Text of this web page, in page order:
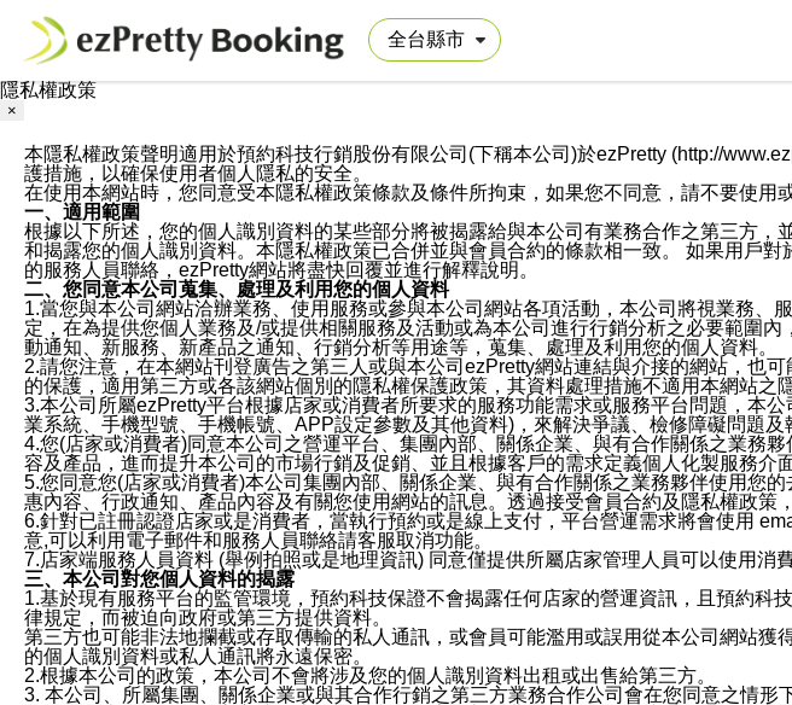
隱私權政策
×
本隱私權政策聲明適用於預約科技行銷股份有限公司(下稱本公司)於ezPretty (http://
護措施，以確保使用者個人隱私的安全。
在使用本網站時，您同意受本隱私權政策條款及條件所拘束，如果您不同意，請不要使用
一、適用範圍
根據以下所述，您的個人識別資料的某些部分將被揭露給與本公司有業務合作之第三方
和揭露您的個人識別資料。本隱私權政策已合併並與會員合約的條款相一致。 如果用戶
的服務人員聯絡，ezPretty網站將盡快回覆並進行解釋說明。
二、您同意本公司蒐集、處理及利用您的個人資料
1.當您與本公司網站洽辦業務、使用服務或參與本公司網站各項活動，本公司將視業務
定，在為提供您個人業務及/或提供相關服務及活動或為本公司進行行銷分析之必要範圍
動通知、新服務、新產品之通知、行銷分析等用途等，蒐集、處理及利用您的個人資料。
2.請您注意，在本網站刊登廣告之第三人或與本公司ezPretty網站連結與介接的網站，也
的保護，適用第三方或各該網站個別的隱私權保護政策，其資料處理措施不適用本網站之
3.本公司所屬ezPretty平台根據店家或消費者所要求的服務功能需求或服務平台問題，本
業系統、手機型號、手機帳號、APP設定參數及其他資料)，來解決爭議、檢修障礙問題
4.您(店家或消費者)同意本公司之營運平台、集團內部、關係企業、與有合作關係之業務
容及產品，進而提升本公司的市場行銷及促銷、並且根據客戶的需求定義個人化製服務
5.您同意您(店家或消費者)本公司集團內部、關係企業、與有合作關係之業務夥伴使用您
惠內容、行政通知、產品內容及有關您使用網站的訊息。透過接受會員合約及隱私權政
6.針對已註冊認證店家或是消費者，當執行預約或是線上支付，平台營運需求將會使用
意,可以利用電子郵件和服務人員聯絡請客服取消功能。
7.店家端服務人員資料 (舉例拍照或是地理資訊) 同意僅提供所屬店家管理人員可以使用
三、本公司對您個人資料的揭露
1.基於現有服務平台的監管環境，預約科技保證不會揭露任何店家的營運資訊，且預約
律規定，而被迫向政府或第三方提供資料。
第三方也可能非法地攔截或存取傳輸的私人通訊，或會員可能濫用或誤用從本公司網站
的個人識別資料或私人通訊將永遠保密。
2.根據本公司的政策，本公司不會將涉及您的個人識別資料出租或出售給第三方。
3. 本公司、所屬集團、關係企業或與其合作行銷之第三方業務合作公司會在您同意之情